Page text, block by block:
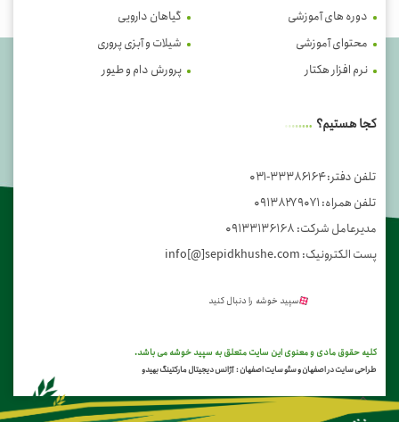
دوره های آموزشی
محتوای آموزشی
نرم افزار هکتار
گیاهان دارویی
شیلات و آبزی پروری
پرورش دام و طیور
کجا هستیم؟
تلفن دفتر: ۳۳۳۸۶۱۶۴-۰۳۱
تلفن همراه: ۰۹۱۳۸۲۷۹۰۷۱
مدیرعامل شرکت: ۰۹۱۳۳۱۳۶۱۶۸
پست الکترونیک: info[@]sepidkhushe.com
سپید خوشه را دنبال کنید
کلیه حقوق مادی و معنوی این سایت متعلق به سپید خوشه می باشد.
طراحی سایت در اصفهانوسئو سایت اصفهان:آژانس دیجیتال مارکتینگ بهیدو